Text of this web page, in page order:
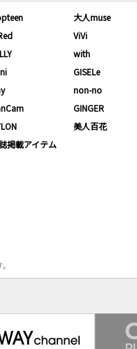
大人muse
ViVi
with
GISELe
non-no
GINGER
美人百花
掲載アイテム